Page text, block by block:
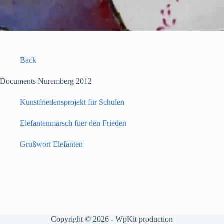
Back
Documents Nuremberg 2012
Kunstfriedensprojekt für Schulen
Elefantenmarsch fuer den Frieden
Grußwort Elefanten
Copyright © 2026 - WpKit production